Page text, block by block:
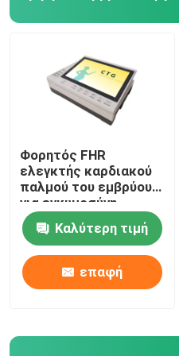
Μηχανή ανίχνευσης
Ιατρική αντλία
CPAP APAP BIPAP
Νεογέννητο θερμοφόρο
Φορητός FHR
ελεγκτής καρδιακού
παλμού του εμβρύου
για εγκυμοσύνη
Καλύτερη τιμή
επαφή